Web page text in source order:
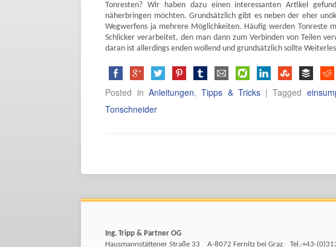
Tonresten? Wir haben dazu einen interessanten Artikel
näherbringen möchten. Grundsätzlich gibt es neben der eher
Wegwerfens ja mehrere Möglichkeiten. Häufig werden Tonreste
Schlicker verarbeitet, den man dann zum Verbinden von Teilen
daran ist allerdings enden wollend und grundsätzlich sollte
Posted in Anleitungen,Tipps & Tricks | Tagged
Tonschneider
Ing. Tripp & Partner OG
Hausmannstättener Straße 33 A-8072 Fernitz bei Graz Tel.:+43-